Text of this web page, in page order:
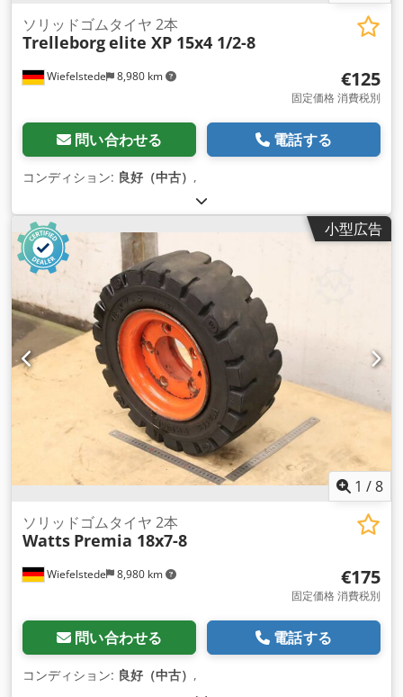
Wiefelstede 8,980 km
ソリッドゴムタイヤ 2本
Trelleborgelite XP 15x4 1/2-8
€125
固定価格 消費税別
問い合わせる 電話する
コンディション: 良好（中古） ,
小型広告
1 /8
Wiefelstede 8,980 km
ソリッドゴムタイヤ 2本
Watts Premia 18x7-8
€175
固定価格 消費税別
問い合わせる 電話する
コンディション: 良好（中古） ,